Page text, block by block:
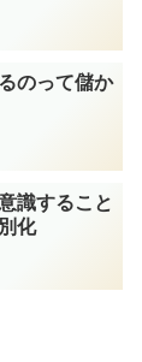
のって儲か
識すること
化